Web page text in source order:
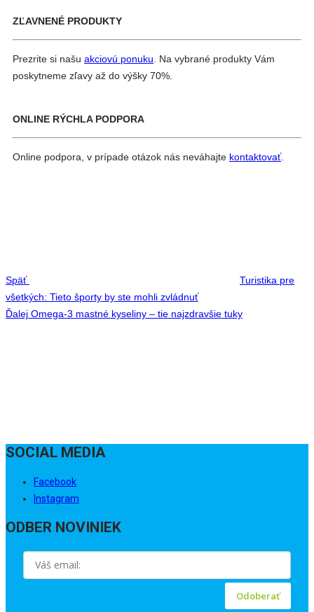
ZĽAVNENÉ PRODUKTY
Prezrite si našu akciovú ponuku . Na vybrané produkty Vám
poskytneme zľavy až do výšky 70%.
ONLINE RÝCHLA PODPORA
Online podpora, v prípade otázok nás neváhajte kontaktovať.
Späť
Turistika pre
všetkých: Tieto športy by ste mohli zvládnuť
Next
Ďalej Omega-3 mastné kyseliny – tie najzdravšie tuky
SOCIAL MEDIA
Facebook
Instagram
ODBER NOVINIEK
Odoberať